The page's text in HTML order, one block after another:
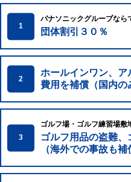
1
パナソニックグループなら
団体割引３０％
2
ホールインワン、ア
費用を補償（国内の
3
ゴルフ場・ゴルフ練習場敷
ゴルフ用品の盗難
（海外での事故も補